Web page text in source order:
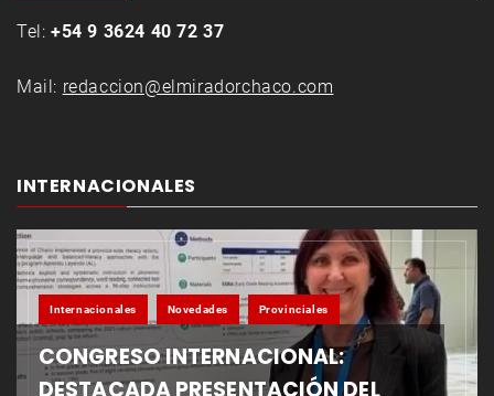
Tel: +54 9 3624 40 72 37
Mail: redaccion@elmiradorchaco.com
INTERNACIONALES
Internacionales Novedades Provinciales
CONGRESO INTERNACIONAL: